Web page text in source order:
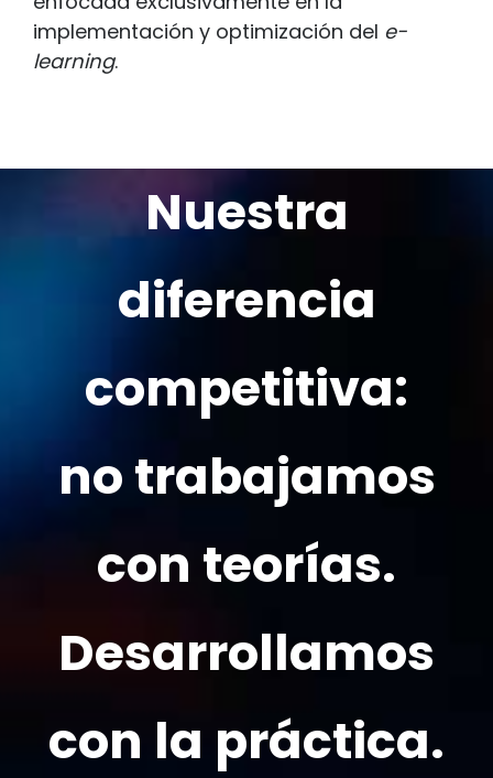
implementación y optimización del e-
learning.
Nuestra
diferencia
competitiva:
no trabajamos
con teorías.
Desarrollamos
con la práctica.